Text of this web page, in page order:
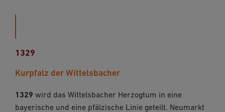
1329
Kurpfalz der Wittelsbacher
1329 wird das Wittelsbacher Herzogtum in eine
bayerische und eine pfälzische Linie geteilt. Neumarkt